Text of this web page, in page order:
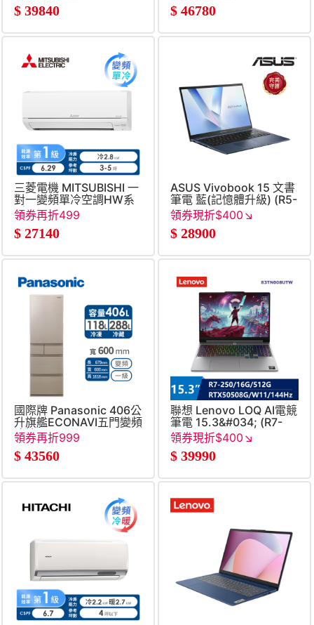
$ 39840 $ 46780
三菱電機 MITSUBISHI 一
對一變頻單冷空調HW系
列(R32)
領券再折499
$ 27140
ASUS Vivobook 15 文書
筆電 藍(記憶體升級) (R5-
SSD&#47;W11)
領券現折$400↘
$ 28900
國際牌 Panasonic 406公
升旗艦ECONAVI五門變頻
冰箱
領券再折999
$ 43560
聯想 Lenovo LOQ AI電競
筆電 15.3&#034; (R7-
8G&#47;W11)
領券現折$400↘
$ 39990